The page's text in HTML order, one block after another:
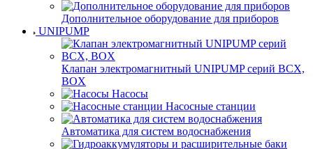
Дополнительное оборудование для приборов
UNIPUMP
Клапан электромагнитный UNIPUMP серий BCX,
BOX
Насосы
Насосные станции
Автоматика для систем водоснабжения